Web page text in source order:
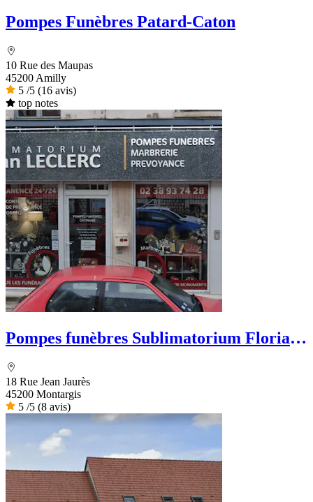
Pompes Funèbres Patard-Caton
10 Rue des Maupas
45200 Amilly
5 /5 (16 avis)
top notes
Pompes funèbres Sublimatorium Florian
18 Rue Jean Jaurès
45200 Montargis
5 /5 (8 avis)